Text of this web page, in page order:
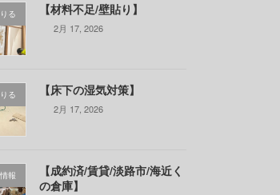
る 【材料不足/壁貼り】
2月 17, 2026
る 【床下の湿気対策】
2月 17, 2026
報
【成約済/賃貸/淡路市/海近く
の倉庫】